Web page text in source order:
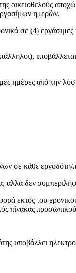
ημερών.
(4) εργάσιμες
υποβάλλεται
από την λύση
σε κάθε
αλλά δεν
εκτός του
πίνακας
υποβάλλει